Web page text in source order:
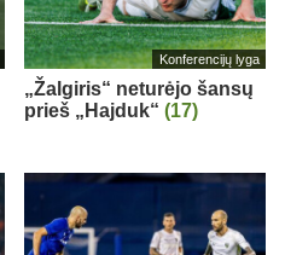
Konferencijų lyga
„Žalgiris“ neturėjo šansų
prieš „Hajduk“ (17)